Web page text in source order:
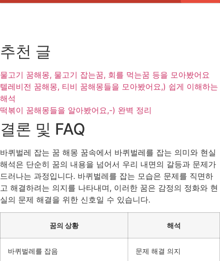
추천 글
물고기 꿈해몽, 물고기 잡는꿈, 회를 먹는꿈 등을 모아봤어요
텔레비전 꿈해몽, 티비 꿈해몽들을 모아봤어요,) 쉽게 이해하는
해석
떡볶이 꿈해몽들을 알아봤어요,-) 완벽 정리
결론 및 FAQ
바퀴벌레 잡는 꿈 해몽 꿈속에서 바퀴벌레를 잡는 의미와 현실
해석은 단순히 꿈의 내용을 넘어서 우리 내면의 갈등과 문제가
드러나는 과정입니다. 바퀴벌레를 잡는 모습은 문제를 직면하
고 해결하려는 의지를 나타내며, 이러한 꿈은 감정의 정화와 현
실의 문제 해결을 위한 신호일 수 있습니다.
꿈의 상황 해석
바퀴벌레를 잡음 문제 해결 의지